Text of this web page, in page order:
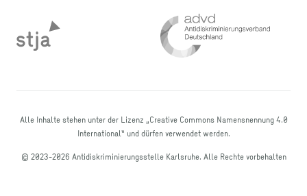
Alle Inhalte stehen unter der Lizenz „Creative Commons Namensnennung 4.0
International“ und dürfen verwendet werden.
© 2023-2026 Antidiskriminierungsstelle Karlsruhe. Alle Rechte vorbehalten